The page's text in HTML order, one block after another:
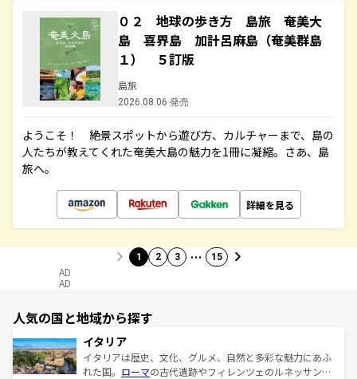
０２ 地球の歩き方 島旅 奄美大
島 喜界島 加計呂麻島（奄美群島
１） ５訂版
島旅
2026.08.06 発売
ようこそ！ 絶景スポットから遊び方、カルチャーまで、島の
人たちが教えてくれた奄美大島の魅力を1冊に凝縮。さあ、島
旅へ。
詳細を見る
1 2 3 … 15
AD
AD
人気の国と地域から探す
イタリア
イタリアは歴史、文化、グルメ、自然と多彩な魅力にあふ
れた国。 ローマの古代遺跡やフィレンツェのルネッサンス